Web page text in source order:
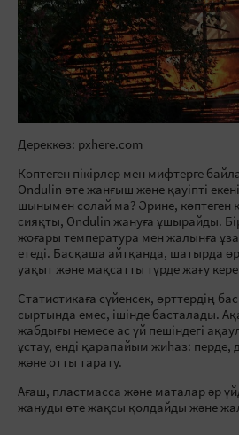
Дереккөз: pxhere.com
Көптеген пікірлер мен мифтерге
Ondulin өте жанғыш және қауіпті
шынымен солай ма? Әрине, көптеген
сияқты, Ondulin жануға ұшырайды.
жоғары температура мен жалынға
етеді. Басқаша айтқанда, шатырда
уақыт және мақсатты түрде жағу
Статистикаға сүйенсек, өрттердің
сыртында емес, ішінде басталады.
жабдығы немесе ас үй пешіндегі
ұстау, енді қарапайым жиһаз:
және отты тарату.
Ағаш, пластмасса және маталар әр
жануды өте жақсы қолдайды және